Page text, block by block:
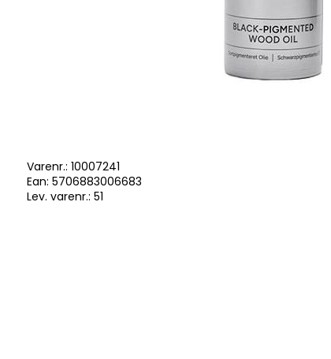
Varenr.: 10007241
Ean: 5706883006683
Lev. varenr.: 51